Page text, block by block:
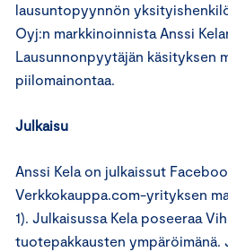
lausuntopyynnön
Oyj:n markkinoinnista Anssi
Lausunnonpyytäjän käsityksen
piilomainontaa.
Julkaisu
Anssi Kela on julkaissut
Verkkokauppa.com-yrityksen
1). Julkaisussa Kela poseeraa
tuotepakkausten ympäröimänä.